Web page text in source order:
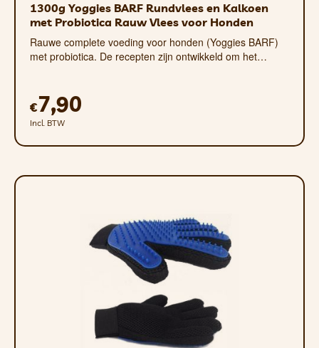
1300g Yoggies BARF Rundvlees en Kalkoen
met Probiotica Rauw Vlees voor Honden
Rauwe complete voeding voor honden (Yoggies BARF)
met probiotica. De recepten zijn ontwikkeld om het…
€7,90
Incl. BTW